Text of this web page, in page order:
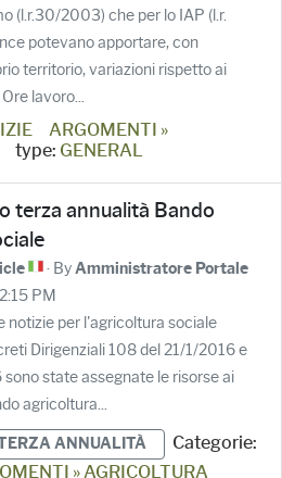
(l.r.30/2003) che per lo IAP (l.r.
potevano apportare, con
territorio, variazioni rispetto ai
lavoro...
ARGOMENTI »
type: GENERAL
terza annualità Bando
· ByAmministratore Portale
PM
notizie per l'agricoltura sociale
Dirigenziali 108 del 21/1/2016 e
state assegnate le risorse ai
agricoltura...
ANNUALITÀ
Categorie:
» AGRICOLTURA